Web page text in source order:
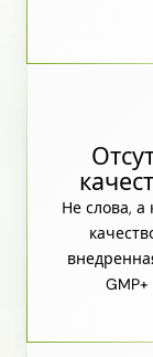
Не слова,